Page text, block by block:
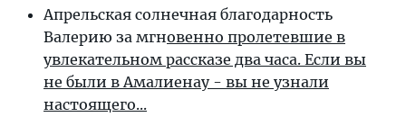
Апрельская солнечная благодарность
Валерию за мгновенно пролетевшие в
увлекательном рассказе два часа. Если вы
не были в Амалиенау - вы не узнали
настоящего...